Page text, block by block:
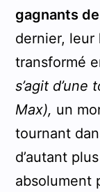
gagnants
dernier, leur
transformé
s’agit
Max), un
tournant
d’autant
absolument